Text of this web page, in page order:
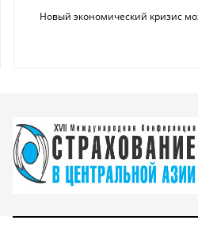
Новый экономический кризис